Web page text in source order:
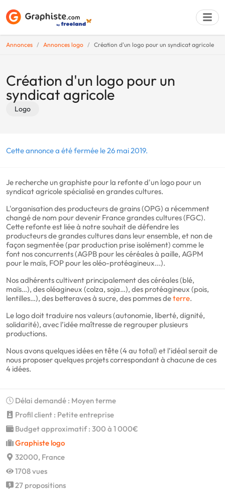
Annonces Annonces logo Création d'un logo pour un syndicat agricole
Création d'un logo pour un
syndicat agricole
Logo
Cette annonce a été fermée le 26 mai 2019.
Je recherche un graphiste pour la refonte d'un logo pour un
syndicat agricole spécialisé en grandes cultures.
L'organisation des producteurs de grains (OPG) a récemment
changé de nom pour devenir France grandes cultures (FGC).
Cette refonte est liée à notre souhait de défendre les
producteurs de grandes cultures dans leur ensemble, et non de
façon segmentée (par production prise isolément) comme le
font nos concurrents (AGPB pour les céréales à paille, AGPM
pour le maïs, FOP pour les oléo-protéagineux...).
Nos adhérents cultivent principalement des céréales (blé,
maïs…), des oléagineux (colza, soja…), des protéagineux (pois,
lentilles…), des betteraves à sucre, des pommes deterre.
Le logo doit traduire nos valeurs (autonomie, liberté, dignité,
solidarité), avec l’idée maîtresse de regrouper plusieurs
productions.
Nous avons quelques idées en tête (4 au total) et l’idéal serait de
nous proposer quelques projets correspondant à chacune de ces
4 idées.
Délai demandé : Moyen terme
Profil client : Petite entreprise
Budget approximatif : 300 à 1 000€
Graphiste logo
32000, France
1708 vues
27 propositions